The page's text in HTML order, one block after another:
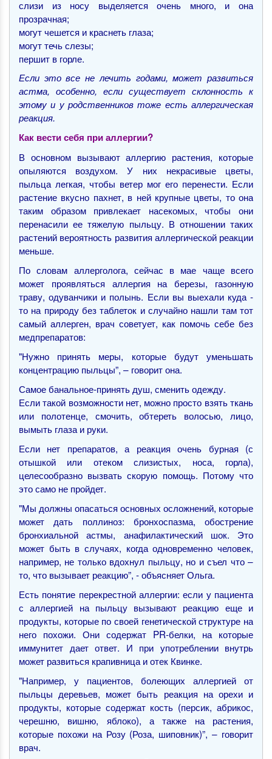
слизи из носу выделяется очень много, и она
прозрачная;
могут чешется и краснеть глаза;
могут течь слезы;
першит в горле.
Если это все не лечить годами, может развиться
астма, особенно, если существует склонность к
этому и у родственников тоже есть аллергическая
реакция.
Как вести себя при аллергии?
В основном вызывают аллергию растения, которые
опыляются воздухом. У них некрасивые цветы,
пыльца легкая, чтобы ветер мог его перенести. Если
растение вкусно пахнет, в ней крупные цветы, то она
таким образом привлекает насекомых, чтобы они
перенасили ее тяжелую пыльцу. В отношении таких
растений вероятность развития аллергической реакции
меньше.
По словам аллерголога, сейчас в мае чаще всего
может проявляться аллергия на березы, газонную
траву, одуванчики и полынь. Если вы выехали куда -
то на природу без таблеток и случайно нашли там тот
самый аллерген, врач советует, как помочь себе без
медпрепаратов:
"Нужно принять меры, которые будут уменьшать
концентрацию пыльцы”, – говорит она.
Самое банальное-принять душ, сменить одежду.
Если такой возможности нет, можно просто взять ткань
или полотенце, смочить, обтереть волосью, лицо,
вымыть глаза и руки.
Если нет препаратов, а реакция очень бурная (с
отышкой или отеком слизистых, носа, горла),
целесообразно вызвать скорую помощь. Потому что
это само не пройдет.
"Мы должны опасаться основных осложнений, которые
может дать поллиноз: бронхоспазма, обострение
бронхиальной астмы, анафилактический шок. Это
может быть в случаях, когда одновременно человек,
например, не только вдохнул пыльцу, но и съел что –
то, что вызывает реакцию”, - объясняет Ольга.
Есть понятие перекрестной аллергии: если у пациента
с аллергией на пыльцу вызывают реакцию еще и
продукты, которые по своей генетической структуре на
него похожи. Они содержат PR-белки, на которые
иммунитет дает ответ. И при употреблении внутрь
может развиться крапивница и отек Квинке.
"Например, у пациентов, болеющих аллергией от
пыльцы деревьев, может быть реакция на орехи и
продукты, которые содержат кость (персик, абрикос,
черешню, вишню, яблоко), а также на растения,
которые похожи на Розу (Роза, шиповник)”, – говорит
врач.